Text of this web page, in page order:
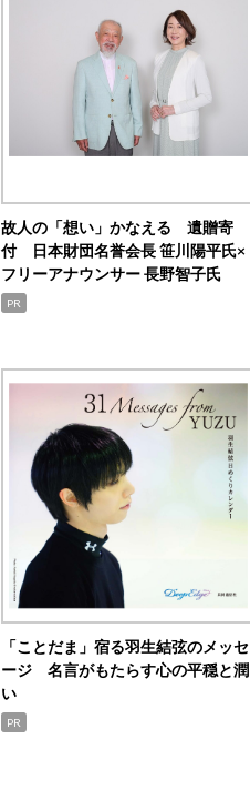
故人の「想い」かなえる 遺贈寄
付 日本財団名誉会長 笹川陽平氏×
フリーアナウンサー 長野智子氏
PR
「ことだま」宿る羽生結弦のメッセ
ージ 名言がもたらす心の平穏と潤
い
PR